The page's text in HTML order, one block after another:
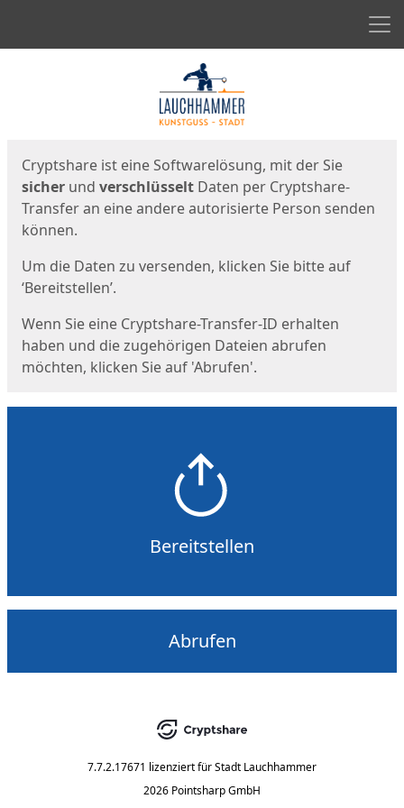
Cryptshare ist eine Softwarelösung, mit der Sie
sicher und verschlüsselt Daten per Cryptshare-
Transfer an eine andere autorisierte Person senden
können.
Um die Daten zu versenden, klicken Sie bitte auf
‘Bereitstellen’.
Wenn Sie eine Cryptshare-Transfer-ID erhalten
haben und die zugehörigen Dateien abrufen
möchten, klicken Sie auf 'Abrufen'.
Bereitstellen
Abrufen
7.7.2.17671 lizenziert fürStadt Lauchhammer
2026 Pointsharp GmbH